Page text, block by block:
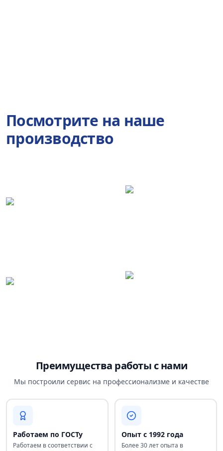
Посмотрите на наше
производство
Преимущества работы с нами
Мы построили сервис на профессионализме и качестве
Работаем по ГОСТу
Работаем в соответствии с
Опыт с 1992 года
Более 30 лет опыта в